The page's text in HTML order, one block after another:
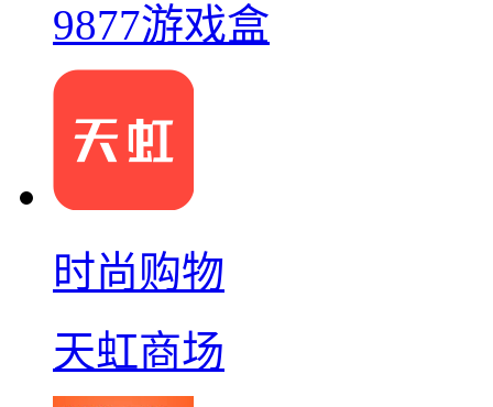
9877游戏盒
时尚购物
天虹商场